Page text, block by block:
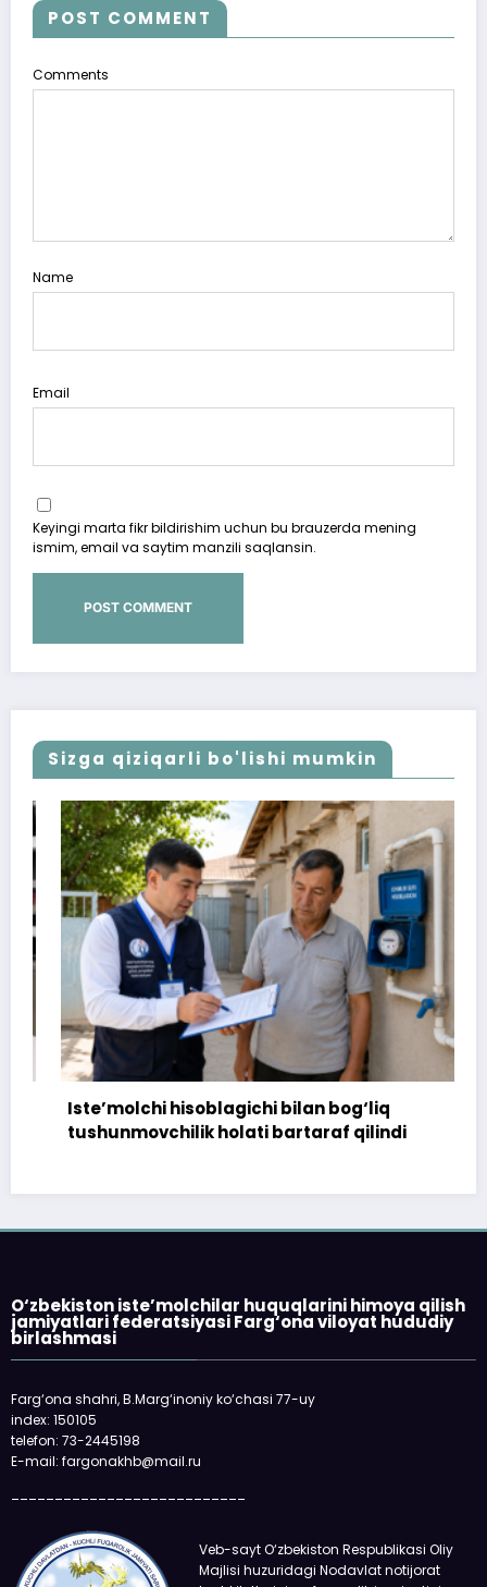
POST COMMENT
Comments
Name
Email
Keyingi marta fikr bildirishim uchun bu brauzerda mening
ismim, email va saytim manzili saqlansin.
Sizga qiziqarli bo'lishi mumkin
Iste’molchi hisoblagichi bilan bog‘liq
tushunmovchilik holati bartaraf qilindi
O‘zbekiston iste’molchilar huquqlarini himoya qilish
jamiyatlari federatsiyasi Farg‘ona viloyat hududiy
birlashmasi
Farg‘ona shahri, B.Marg‘inoniy ko‘chasi 77-uy
index: 150105
telefon: 73-2445198
E-mail: fargonakhb@mail.ru
Veb-sayt O‘zbekiston Respublikasi Oliy
Majlisi huzuridagi Nodavlat notijorat